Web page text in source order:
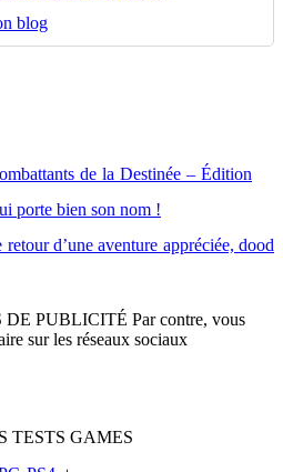
blog
de la Destinée – Édition
porte bien son nom !
d’une aventure appréciée, dood
DE PUBLICITÉ Par contre, vous
sur les réseaux sociaux
TESTS GAMES